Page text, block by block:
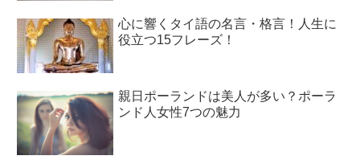
心に響くタイ語の名言・格言！人生に
役立つ15フレーズ！
親日ポーランドは美人が多い？ポーラ
ンド人女性7つの魅力